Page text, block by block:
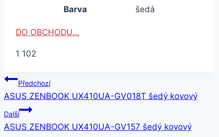
Barva
šedá
DO OBCHODU…
1 102
Navigace
pro
příspěvek
Předchozí
ASUS ZENBOOK UX410UA-GV018T šedý kovový
Další
ASUS ZENBOOK UX410UA-GV157 šedý kovový